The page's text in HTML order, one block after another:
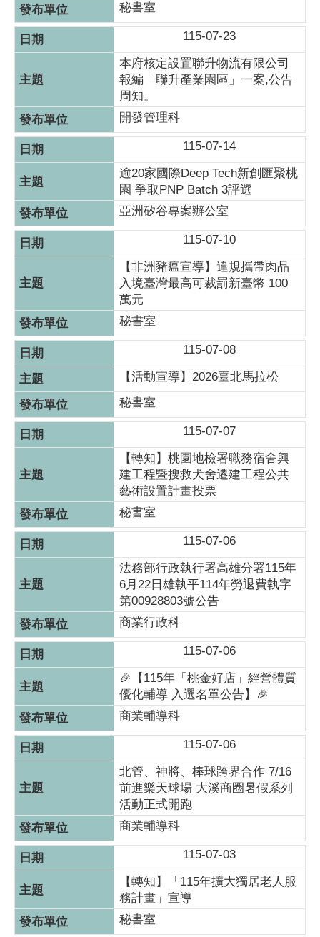
秘書室
115-07-23
本府核定設置聯升物流有限公司
報編「聯升產業園區」一案,公告
周知。
開發管理科
115-07-14
逾20家國際Deep Tech新創匯聚桃
園 爭取PNP Batch 3評選
亞洲矽谷專案辦公室
115-07-10
【非洲豬瘟宣導】違規攜帶肉品
入境臺灣最高可裁罰新臺幣 100
萬元
秘書室
115-07-08
【活動宣導】2026臺北馬拉松
秘書室
115-07-07
【轉知】桃園地檢署職務宿舍興
建工程暨搜救犬舍遷建工程公共
藝術設置計畫投票
秘書室
115-07-06
法務部行政執行署高雄分署115年
6月22日雄執平114年勞退費執字
第00928803號公告
商業行政科
115-07-06
🎉【115年「桃金好店」經營體質
優化輔導 入選名單公告】🎉
商業輔導科
115-07-06
北管、神將、棒球跨界合作 7/16
前進樂天球場 大溪商圈暑假系列
活動正式開跑
商業輔導科
115-07-03
【轉知】「115年擴大獨居老人服
務計畫」宣導
秘書室